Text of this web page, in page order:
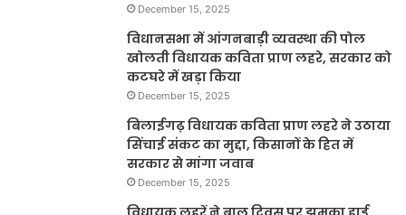
December 15, 2025
विधानसभा में आंगनबाड़ी व्यवस्था की पोल
खोलती विधायक कविता प्राण लहरे, सरकार को
कटघरे में खड़ा किया
December 15, 2025
बिलाईगढ़ विधायक कविता प्राण लहरे ने उठाया
सिंचाई संकट का मुद्दा, किसानों के हित में
सरकार से मांगा जवाब
December 15, 2025